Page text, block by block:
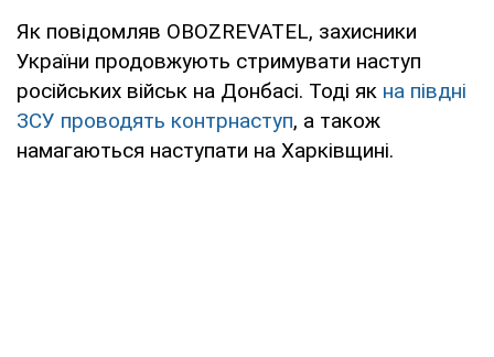
Як повідомляв OBOZREVATEL, захисники
України продовжують стримувати наступ
російських військ на Донбасі. Тоді як на півдні
ЗСУ проводять контрнаступ, а також
намагаються наступати на Харківщині.